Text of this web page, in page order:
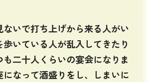
いで打ち上げから来る人がい
歩いている人が乱入してきたり
も二十人くらいの宴会になりま
になって酒盛りをし、しまいに